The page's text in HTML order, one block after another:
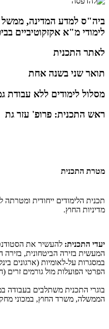
ביה"ס למדע המדינה, ממשל
​לימודי מ"א אקזקוטיביים
לאתר התכנית
תואר שני בשנה אחת
מסלול לימודים ללא עבודת
ראש התכנית: פרופ' עזר גת
מטרת התכנית
תכנית הלימודים ייחודית
מדיניות החוץ.
יעדי התכנית: להעשיר את
המעשית בזירה הביטחונית, בזירה
במסגרות על-לאומיות (ארגונים
הפרטי הפועלות מול גורמים זרים
בוגרי התכנית משתלבים בעבודה
הממשלה, משרד החוץ, במכוני